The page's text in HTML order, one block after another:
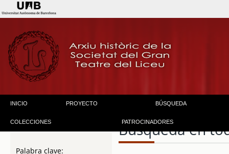
INICIO PROYECTO BÚSQUEDA
COLECCIONES PATROCINADORES
Palabra clave:
Búsqueda en